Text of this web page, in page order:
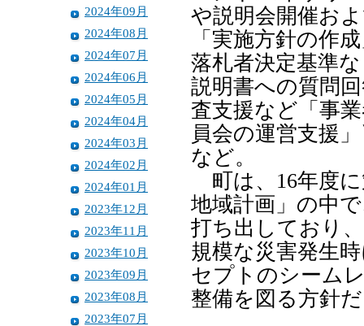
2024年09月
2024年08月
2024年07月
2024年06月
2024年05月
2024年04月
2024年03月
2024年02月
2024年01月
2023年12月
2023年11月
2023年10月
2023年09月
2023年08月
2023年07月
や説明会開催お
「実施方針の作
落札者決定基準
説明書への質問
査支援など「事
員会の運営支援
など。
町は、16年度
地域計画」の中
打ち出しており
規模な災害発生
セプトのシーム
整備を図る方針